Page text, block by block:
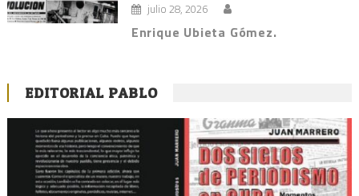
julio 28, 2026
Enrique Ubieta Gómez.
EDITORIAL PABLO